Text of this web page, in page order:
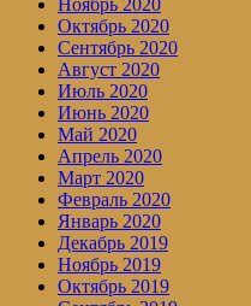
Ноябрь 2020
Октябрь 2020
Сентябрь 2020
Август 2020
Июль 2020
Июнь 2020
Май 2020
Апрель 2020
Март 2020
Февраль 2020
Январь 2020
Декабрь 2019
Ноябрь 2019
Октябрь 2019